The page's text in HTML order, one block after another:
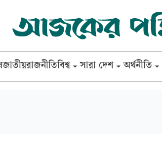
জাতীয়রাজনীতিবিশ্ব সারা দেশ অর্থনীতি